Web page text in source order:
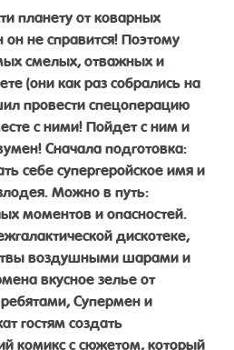
планету от коварных
не справится! Поэтому
смелых, отважных и
(они как раз собрались на
провести спецоперацию
с ними! Пойдет с ним и
Сначала подготовка:
себе супергеройское имя и
Можно в путь:
моментов и опасностей.
дискотеке,
воздушными шарами и
вкусное зелье от
Супермен и
гостям создать
комикс с сюжетом, который